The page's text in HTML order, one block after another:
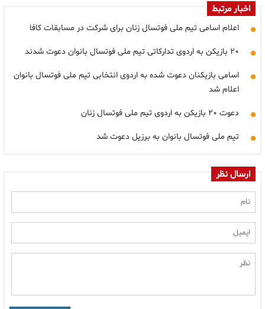
اخبار مرتبط
اعلام اسامی تیم ملی فوتسال زنان برای شرکت در مسابقات کافا
۲۰ بازیکن به اردوی تدارکاتی تیم ملی فوتسال بانوان دعوت شدند
اسامی بازیکنان دعوت شده به اردوی انتخابی تیم ملی فوتسال بانوان
اعلام شد
دعوت ۲۰ بازیکن به اردوی تیم ملی فوتسال زنان
تیم ملی فوتسال بانوان به برزیل دعوت شد
ارسال نظر